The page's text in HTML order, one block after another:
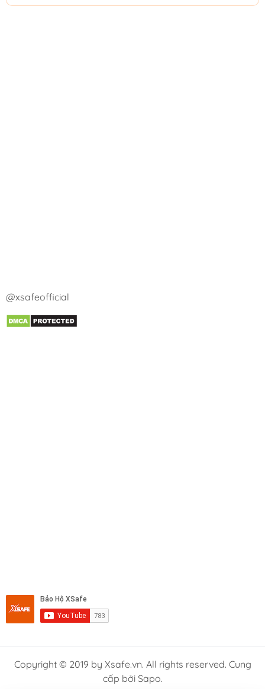
@xsafeofficial
Copyright © 2019 by Xsafe.vn. All rights reserved. Cung
cấp bởi Sapo.